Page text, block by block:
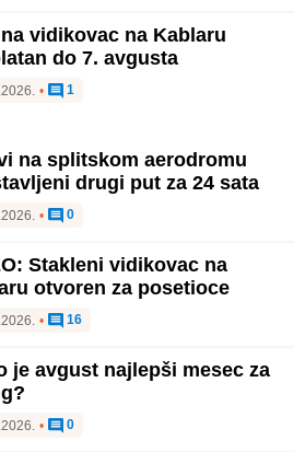
vidikovac na Kablaru
do 7. avgusta
• 1
na splitskom aerodromu
drugi put za 24 sata
• 0
Stakleni vidikovac na
otvoren za posetioce
• 16
je avgust najlepši mesec za
• 0